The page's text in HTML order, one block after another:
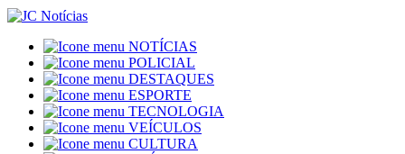
NOTÍCIAS
POLICIAL
DESTAQUES
ESPORTE
TECNOLOGIA
VEÍCULOS
CULTURA